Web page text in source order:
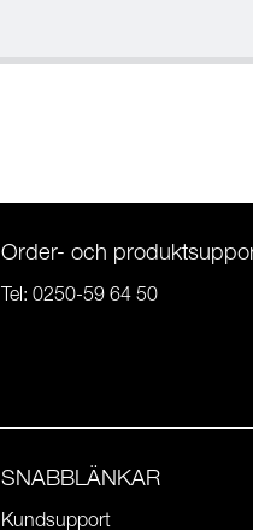
Order- och
Tel: 0250-59 64 50
SNABBLÄNKAR
Kundsupport